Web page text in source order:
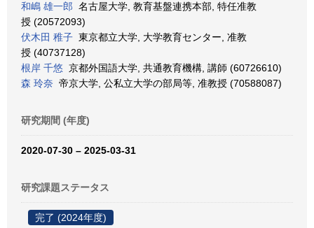
和嶋 雄一郎 名古屋大学, 教育基盤連携本部, 特任准教
授 (20572093)
伏木田 稚子 東京都立大学, 大学教育センター, 准教
授 (40737128)
根岸 千悠 京都外国語大学, 共通教育機構, 講師 (60726610)
森 玲奈 帝京大学, 公私立大学の部局等, 准教授 (70588087)
研究期間 (年度)
2020-07-30 – 2025-03-31
研究課題ステータス
完了 (2024年度)